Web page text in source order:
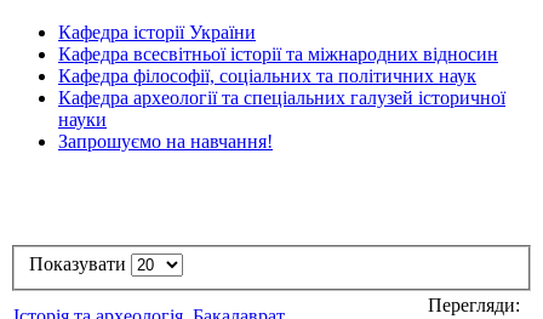
Кафедра історії України
Кафедра всесвітньої історії та міжнародних відносин
Кафедра філософії, соціальних та політичних наук
Кафедра археології та спеціальних галузей історичної
науки
Запрошуємо на навчання!
Показувати
Перегляди: